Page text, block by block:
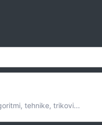
tehnike, trikovi...